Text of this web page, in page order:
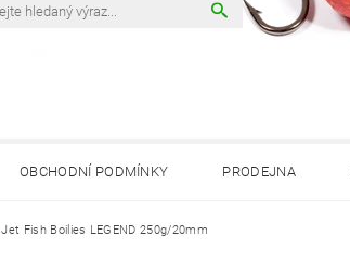
OBCHODNÍ PODMÍNKY PRODEJNA
Jet Fish Boilies LEGEND 250g/20mm